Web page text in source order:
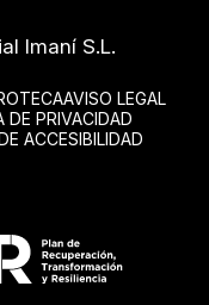
Imaní S.L.
AVISO LEGAL
DE PRIVACIDAD
ACCESIBILIDAD